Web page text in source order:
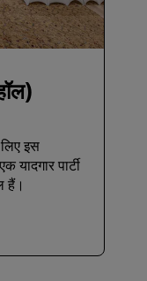
इस
पार्टी
हैं।